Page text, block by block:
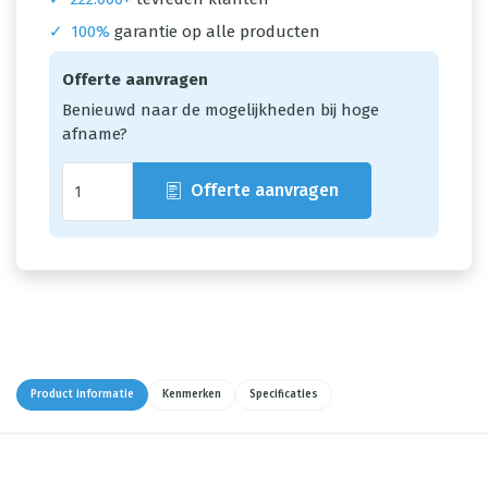
✓
100% garantie op alle producten
Offerte aanvragen
Benieuwd naar de mogelijkheden bij hoge
afname?
Offerte aanvragen
Product informatie Kenmerken Specificaties